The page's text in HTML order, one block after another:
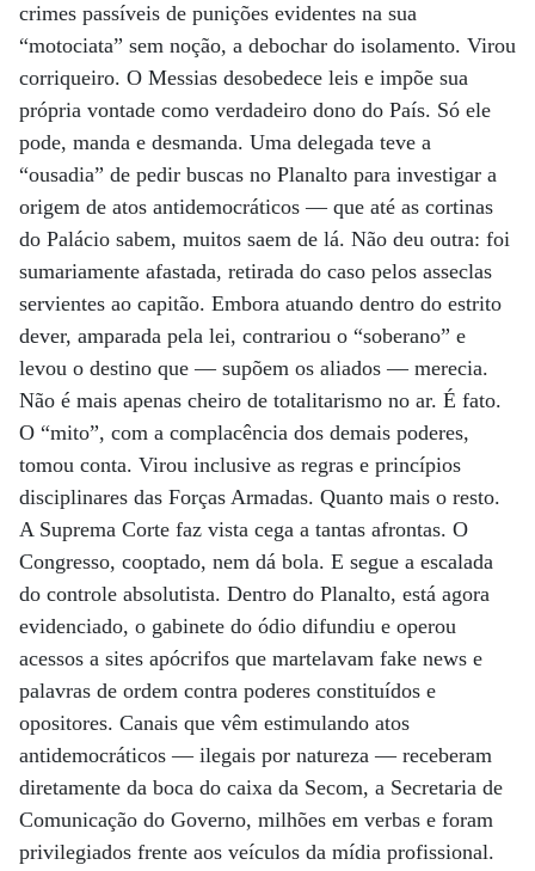
crimes passíveis de punições evidentes na sua
“motociata” sem noção, a debochar do isolamento. Virou
corriqueiro. O Messias desobedece leis e impõe sua
própria vontade como verdadeiro dono do País. Só ele
pode, manda e desmanda. Uma delegada teve a
“ousadia” de pedir buscas no Planalto para investigar a
origem de atos antidemocráticos — que até as cortinas
do Palácio sabem, muitos saem de lá. Não deu outra: foi
sumariamente afastada, retirada do caso pelos asseclas
servientes ao capitão. Embora atuando dentro do estrito
dever, amparada pela lei, contrariou o “soberano” e
levou o destino que — supõem os aliados — merecia.
Não é mais apenas cheiro de totalitarismo no ar. É fato.
O “mito”, com a complacência dos demais poderes,
tomou conta. Virou inclusive as regras e princípios
disciplinares das Forças Armadas. Quanto mais o resto.
A Suprema Corte faz vista cega a tantas afrontas. O
Congresso, cooptado, nem dá bola. E segue a escalada
do controle absolutista. Dentro do Planalto, está agora
evidenciado, o gabinete do ódio difundiu e operou
acessos a sites apócrifos que martelavam fake news e
palavras de ordem contra poderes constituídos e
opositores. Canais que vêm estimulando atos
antidemocráticos — ilegais por natureza — receberam
diretamente da boca do caixa da Secom, a Secretaria de
Comunicação do Governo, milhões em verbas e foram
privilegiados frente aos veículos da mídia profissional.